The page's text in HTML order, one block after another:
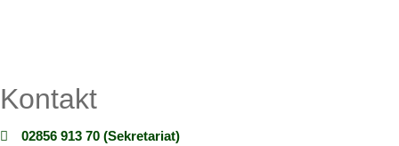
Kontakt
02856 913 70 (Sekretariat)